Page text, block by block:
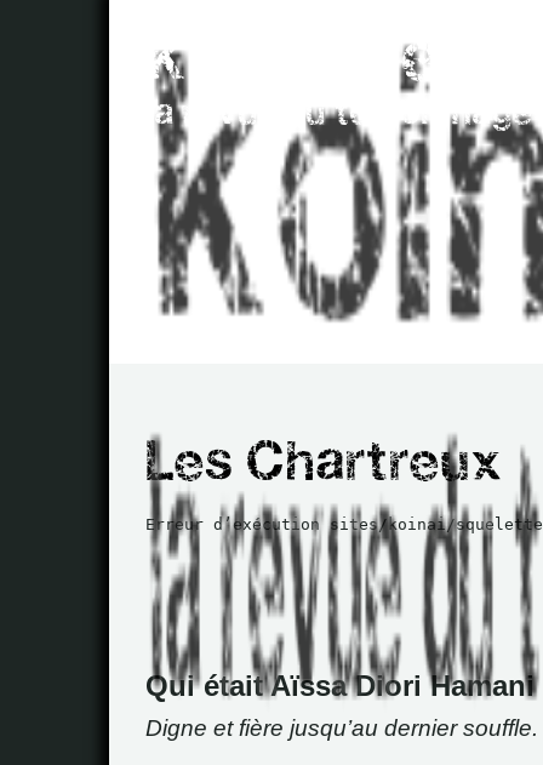
Erreur d’exécution sites/koinai/
Qui était Aïssa Diori Hamani
Digne et fière jusqu’au dernier souffle.